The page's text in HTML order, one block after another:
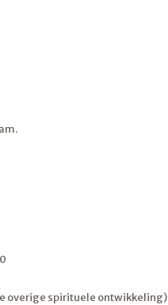
overige spirituele ontwikkeling)